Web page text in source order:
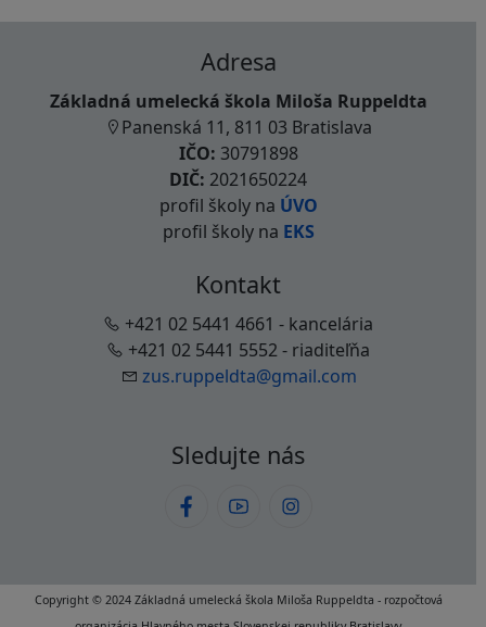
Adresa
Základná umelecká škola Miloša Ruppeldta
Panenská 11, 811 03 Bratislava
IČO: 30791898
DIČ: 2021650224
profil školy na ÚVO
profil školy na EKS
Kontakt
+421 02 5441 4661 - kancelária
+421 02 5441 5552 - riaditeľňa
zus.ruppeldta@gmail.com
Sledujte nás
Copyright © 2024 Základná umelecká škola Miloša Ruppeldta - rozpočtová